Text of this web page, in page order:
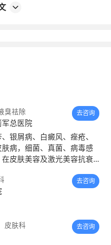
剂。随着银屑病基础
得国家药监局批准
家食品药品监督管理
木单抗注射液
）用于
，并且对其它系统治
不能耐受的成年中重
准修美乐由临床二
臭祛除
总医院
去咨询
银屑病、白癜风、痤疮、
病，细菌、真菌、病毒感
皮肤美容及激光美容抗衰
去咨询
皮肤科 去咨询